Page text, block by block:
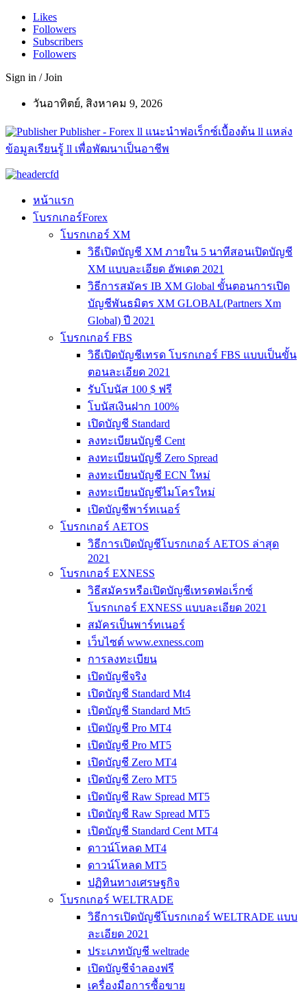
Likes
Followers
Subscribers
Followers
Sign in / Join
วันอาทิตย์, สิงหาคม 9, 2026
Publisher - Forex ll แนะนำฟอเร็กซ์เบื้องต้น ll แหล่ง
ข้อมูลเรียนรู้ ll เพื่อพัฒนาเป็นอาชีพ
หน้าแรก
โบรกเกอร์Forex
โบรกเกอร์ XM
วิธีเปิดบัญชี XM ภายใน 5 นาทีสอนเปิดบัญชี
XM แบบละเอียด อัพเดต 2021
วิธีการสมัคร IB XM Global ขั้นตอนการเปิด
บัญชีพันธมิตร XM GLOBAL(Partners Xm
Global) ปี 2021
โบรกเกอร์ FBS
วิธีเปิดบัญชีเทรด โบรกเกอร์ FBS แบบเป็นขั้น
ตอนละเอียด 2021
รับโบนัส 100 $ ฟรี
โบนัสเงินฝาก 100%
เปิดบัญชี Standard
ลงทะเบียนบัญชี Cent
ลงทะเบียนบัญชี Zero Spread
ลงทะเบียนบัญชี ECN ใหม่
ลงทะเบียนบัญชีไมโครใหม่
เปิดบัญชีพาร์ทเนอร์
โบรกเกอร์ AETOS
วิธีการเปิดบัญชีโบรกเกอร์ AETOS ล่าสุด
2021
โบรกเกอร์ EXNESS
วิธีสมัครหรือเปิดบัญชีเทรดฟอเร็กซ์
โบรกเกอร์ EXNESS แบบละเอียด 2021
สมัครเป็นพาร์ทเนอร์
เว็บไซต์ www.exness.com
การลงทะเบียน
เปิดบัญชีจริง
เปิดบัญชี Standard Mt4
เปิดบัญชี Standard Mt5
เปิดบัญชี Pro MT4
เปิดบัญชี Pro MT5
เปิดบัญชี Zero MT4
เปิดบัญชี Zero MT5
เปิดบัญชี Raw Spread MT5
เปิดบัญชี Raw Spread MT5
เปิดบัญชี Standard Cent MT4
ดาวน์โหลด MT4
ดาวน์โหลด MT5
ปฏิทินทางเศรษฐกิจ
โบรกเกอร์ WELTRADE
วิธีการเปิดบัญชีโบรกเกอร์ WELTRADE แบบ
ละเอียด 2021
ประเภทบัญชี weltrade
เปิดบัญชีจำลองฟรี
เครื่องมือการซื้อขาย